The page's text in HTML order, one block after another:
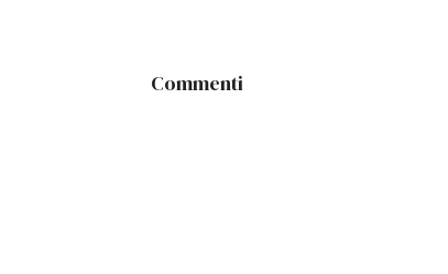
Commenti